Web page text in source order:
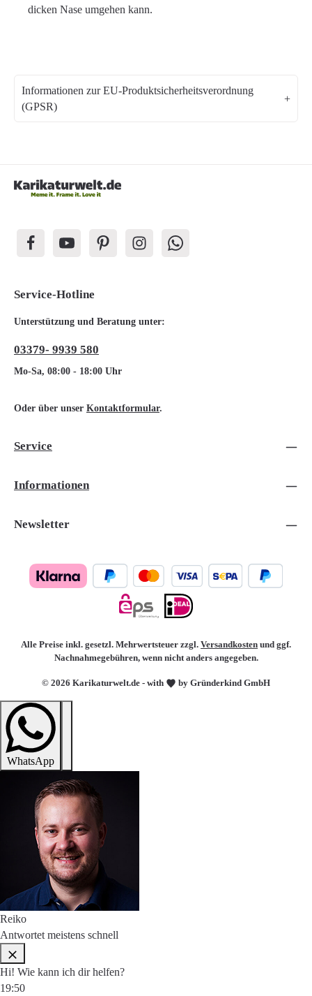
dicken Nase umgehen kann.
Informationen zur EU-Produktsicherheitsverordnung
(GPSR)
Service-Hotline
Unterstützung und Beratung unter:
03379- 9939 580
Mo-Sa, 08:00 - 18:00 Uhr
Oder über unser Kontaktformular.
Service
Informationen
Newsletter
© 2026 Karikaturwelt.de - with by Gründerkind GmbH
Alle Preise inkl. gesetzl. Mehrwertsteuer zzgl. Versandkosten und ggf.
Nachnahmegebühren, wenn nicht anders angegeben.
WhatsApp
Reiko
Antwortet meistens schnell
Hi! Wie kann ich dir helfen?
19:50